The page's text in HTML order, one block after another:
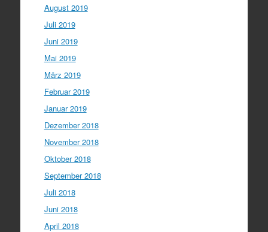
August 2019
Juli 2019
Juni 2019
Mai 2019
März 2019
Februar 2019
Januar 2019
Dezember 2018
November 2018
Oktober 2018
September 2018
Juli 2018
Juni 2018
April 2018